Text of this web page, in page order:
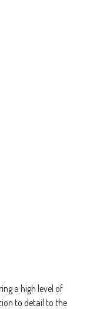
a high level of
to detail to the